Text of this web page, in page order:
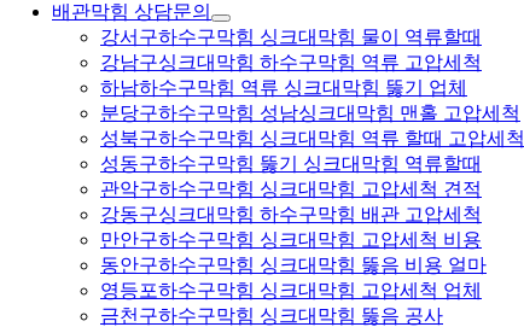
배관막힘 상담문의
강서구하수구막힘 싱크대막힘 물이 역류할때
강남구싱크대막힘 하수구막힘 역류 고압세척
하남하수구막힘 역류 싱크대막힘 뚫기 업체
분당구하수구막힘 성남싱크대막힘 맨홀 고압세척
성북구하수구막힘 싱크대막힘 역류 할때 고압세척
성동구하수구막힘 뚫기 싱크대막힘 역류할때
관악구하수구막힘 싱크대막힘 고압세척 견적
강동구싱크대막힘 하수구막힘 배관 고압세척
만안구하수구막힘 싱크대막힘 고압세척 비용
동안구하수구막힘 싱크대막힘 뚫음 비용 얼마
영등포하수구막힘 싱크대막힘 고압세척 업체
금천구하수구막힘 싱크대막힘 뚫음 공사